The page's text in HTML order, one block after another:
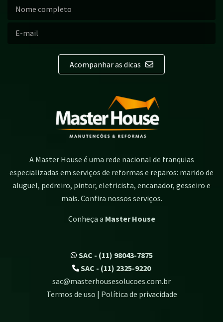
Acompanhar as dicas
A Master House é uma rede nacional de franquias
especializadas em serviços de reformas e reparos: marido de
aluguel, pedreiro, pintor, eletricista, encanador, gesseiro e
mais. Confira nossos serviços.
Conheça a Master House
SAC - (11) 98043-7875
SAC - (11) 2325-9220
sac@masterhousesolucoes.com.br
Termos de uso | Política de privacidade